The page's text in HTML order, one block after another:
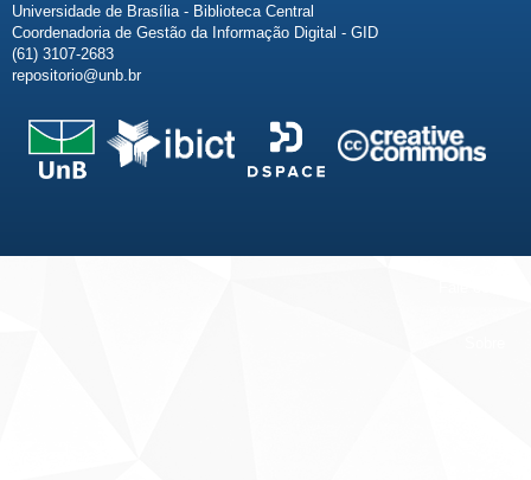
Universidade de Brasília - Biblioteca Central
Coordenadoria de Gestão da Informação Digital - GID
(61) 3107-2683
repositorio@unb.br